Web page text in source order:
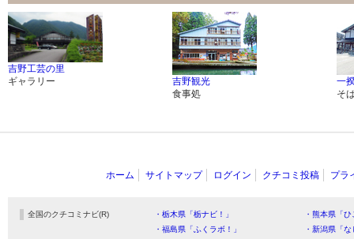
吉野工芸の里
ギャラリー
吉野観光
食事処
一
そ
ホーム サイトマップ ログイン クチコミ投稿 プラ
全国のクチコミナビ(R) ・栃木県「栃ナビ！」
・熊本県「
・福島県「ふくラボ！」
・新潟県「